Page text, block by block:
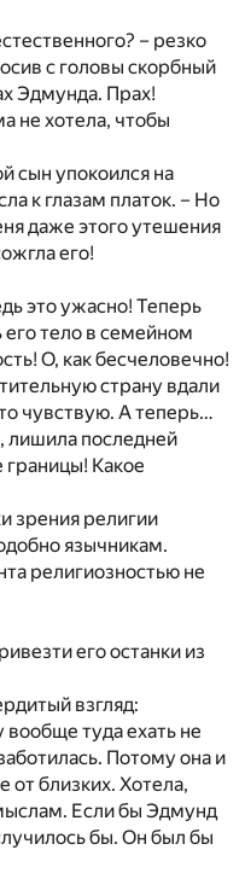
– резко
с головы скорбный
Эдмунда. Прах!
не хотела, чтобы
сын упокоился на
к глазам платок. – Но
даже этого утешения
его!
это ужасно! Теперь
тело в семейном
О, как бесчеловечно!
страну вдали
чувствую. А теперь…
лишила последней
Какое
зрения религии
язычникам.
религиозностью не
его останки из
взгляд:
туда ехать не
Потому она и
от близких. Хотела,
Если бы Эдмунд
бы. Он был бы